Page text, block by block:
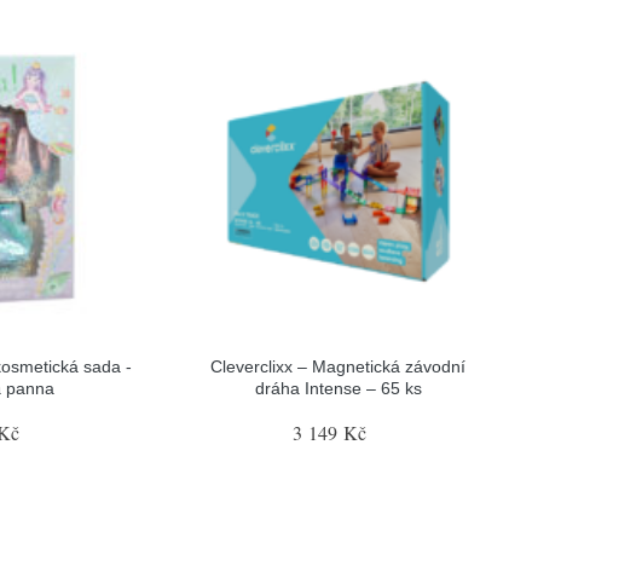
sada -
panna
Cleverclixx – Magnetická závodní
dráha Intense – 65 ks
3 149 Kč